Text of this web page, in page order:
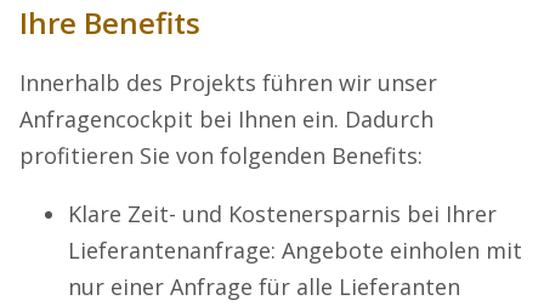
Ihre Benefits
Innerhalb des Projekts führen wir unser
Anfragencockpit bei Ihnen ein. Dadurch
profitieren Sie von folgenden Benefits:
Klare Zeit- und Kostenersparnis bei Ihrer
Lieferantenanfrage: Angebote einholen mit
nur einer Anfrage für alle Lieferanten